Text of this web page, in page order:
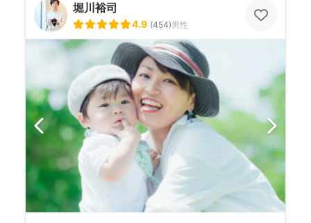
堀川裕司
4.9 (454)男性